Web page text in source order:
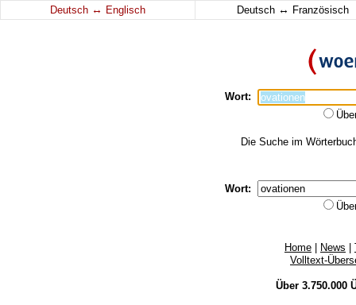
Deutsch ↔ Englisch Deutsch ↔ Französisch
Wort:
Die Suche im
Wort:
Home News
Volltext-
Über 3.750.000